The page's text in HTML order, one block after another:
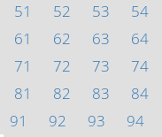
51
52 53 54
61
62 63 64
71
72 73 74
81
82 83 84
91
92 93 94